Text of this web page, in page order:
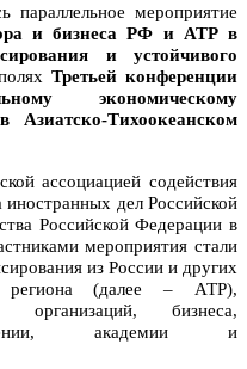
параллельное мероприятие
и бизнеса РФ и АТР в
и устойчивого
Третьей конференции
экономическому
Азиатско-Тихоокеанском
ассоциацией содействия
дел Российской
Российской Федерации в
мероприятия стали
из России и других
региона (далее – АТР),
организаций, бизнеса,
академии и